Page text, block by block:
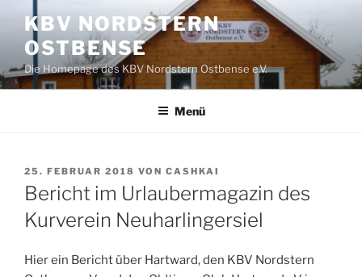
Inhalt
springen
KBV NORDSTERN
OSTBENSE
Die Homepage des KBV Nordstern Ostbense e.V.
Menü
VERÖFFENTLICHT
AM
25. FEBRUAR 2018 VON CASHKAI
Bericht im Urlaubermagazin des
Kurverein Neuharlingersiel
Hier ein Bericht über Hartward, den KBV Nordstern